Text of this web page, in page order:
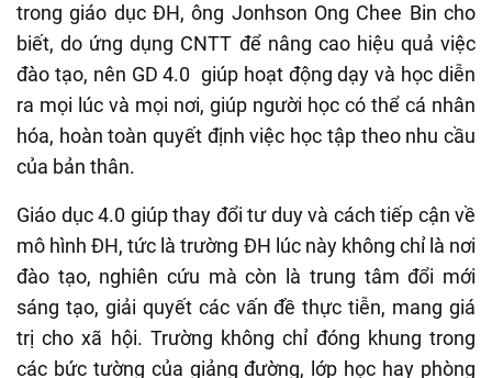
trong giáo dục ĐH, ông Jonhson Ong Chee Bin cho
biết, do ứng dụng CNTT để nâng cao hiệu quả việc
đào tạo, nên GD 4.0 giúp hoạt động dạy và học diễn
ra mọi lúc và mọi nơi, giúp người học có thể cá nhân
hóa, hoàn toàn quyết định việc học tập theo nhu cầu
của bản thân.
Giáo dục 4.0 giúp thay đổi tư duy và cách tiếp cận về
mô hình ĐH, tức là trường ĐH lúc này không chỉ là nơi
đào tạo, nghiên cứu mà còn là trung tâm đổi mới
sáng tạo, giải quyết các vấn đề thực tiễn, mang giá
trị cho xã hội. Trường không chỉ đóng khung trong
các bức tường của giảng đường, lớp học hay phòng